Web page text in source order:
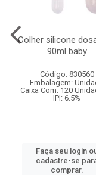
Colher silicone
90ml baby
Código: 830560
Embalagem:
Caixa Com: 120
IPI: 6.5%
Faça seu login
cadastre-se
comprar.